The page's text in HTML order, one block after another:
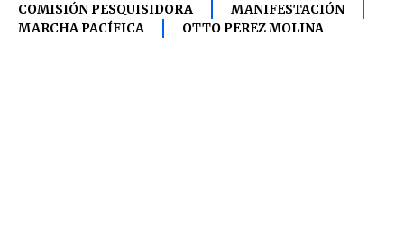
COMISIÓN PESQUISIDORA
MANIFESTACIÓN
MARCHA PACÍFICA
OTTO PEREZ MOLINA